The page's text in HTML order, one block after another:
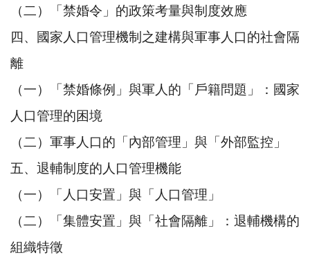
（二）「禁婚令」的政策考量與制度效應
四、國家人口管理機制之建構與軍事人口的社會隔
離
（一）「禁婚條例」與軍人的「戶籍問題」：國家
人口管理的困境
（二）軍事人口的「內部管理」與「外部監控」
五、退輔制度的人口管理機能
（一）「人口安置」與「人口管理」
（二）「集體安置」與「社會隔離」：退輔機構的
組織特徵